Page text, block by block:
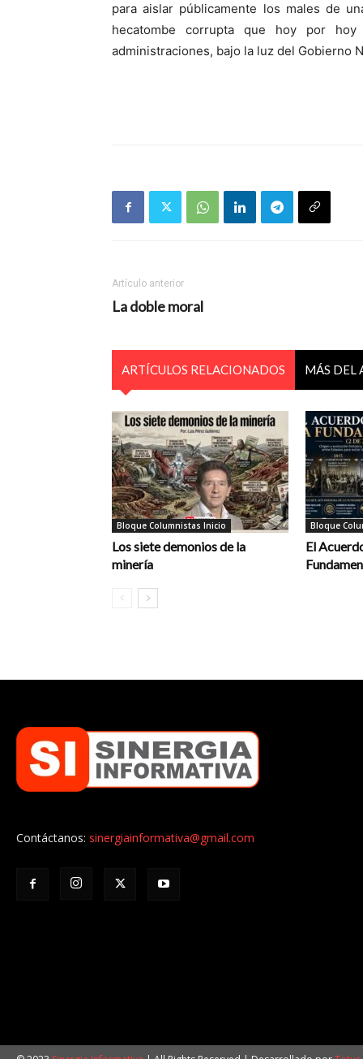
para aislar públicamente los males de
hecatombe corrupta que hoy por
administraciones, bajo la luz del Gobierno
Artículo anterior
La doble moral
ARTÍCULOS RELACIONADOS MÁS DEL
Bloque Columnistas Inicio
Los siete demonios de la
minería
Bloque
El
Contáctanos: sinergiainformativa@gmail.com